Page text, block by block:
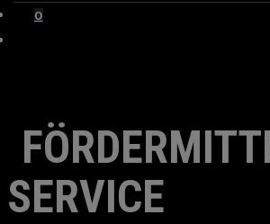
0
SERVICE